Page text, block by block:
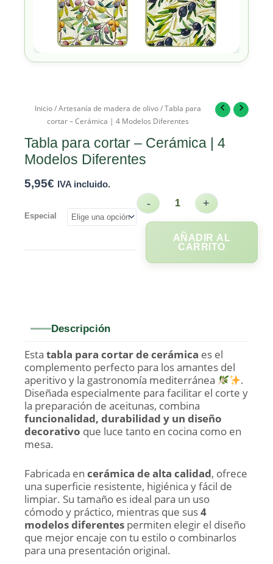
Inicio/Artesanía de madera de olivo/ Tabla para
cortar – Cerámica | 4 Modelos Diferentes
Tabla para cortar – Cerámica | 4
Modelos Diferentes
5,95€ IVA incluido.
Especial
- +
AÑADIR AL
CARRITO
Descripción
Esta tabla para cortar de cerámica es el
complemento perfecto para los amantes del
aperitivo y la gastronomía mediterránea
.
Diseñada especialmente para facilitar el corte y
la preparación de aceitunas, combina
funcionalidad, durabilidad y un diseño
decorativo que luce tanto en cocina como en
mesa.
Fabricada en cerámica de alta calidad, ofrece
una superficie resistente, higiénica y fácil de
limpiar. Su tamaño es ideal para un uso
cómodo y práctico, mientras que sus4
modelos diferentes permiten elegir el diseño
que mejor encaje con tu estilo o combinarlos
para una presentación original.